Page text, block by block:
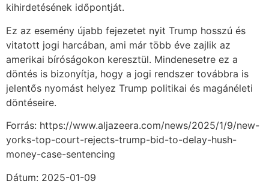
kihirdetésének időpontját.
Ez az esemény újabb fejezetet nyit Trump hosszú és
vitatott jogi harcában, ami már több éve zajlik az
amerikai bíróságokon keresztül. Mindenesetre ez a
döntés is bizonyítja, hogy a jogi rendszer továbbra is
jelentős nyomást helyez Trump politikai és magánéleti
döntéseire.
Forrás: https://www.aljazeera.com/news/2025/1/9/new-
yorks-top-court-rejects-trump-bid-to-delay-hush-
money-case-sentencing
Dátum: 2025-01-09